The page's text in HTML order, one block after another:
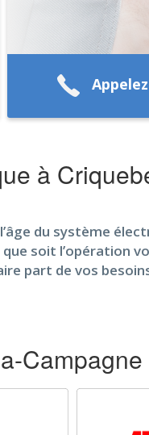
à
du système
soit l’opération
part de vos
Campagne